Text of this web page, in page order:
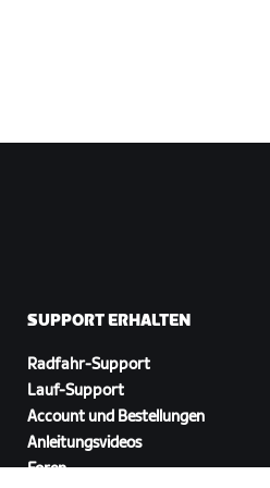
SUPPORT ERHALTEN
Radfahr-Support
Lauf-Support
Account und Bestellungen
Anleitungsvideos
Foren